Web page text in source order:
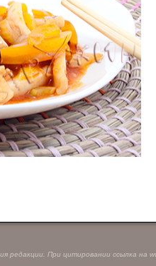
При цитировании ссылка на